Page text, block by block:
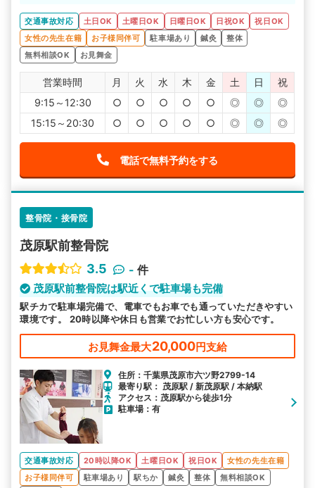
交通事故対応
土日OK 土曜日OK 日曜日OK 日祝OK
祝日OK
女性の先生在籍
お子様同伴可 駐車場あり 鍼灸
整体
無料相談OK
お見舞金
営業時間 月 火 水 木 金 土 日
祝
9:15～12:30
○ ○ ○ ○ ○ ◎ ◎
◎
15:15～20:30
○ ○ ○ ○ ○ ◎ ◎ ◎
電話で無料予約をする
整骨院・接骨院
茂原駅前整骨院
3.5
- 件
茂原駅前整骨院は駅近くで駐車場も完備
駅チカで駐車場完備で、電車でもお車でも通っていただきやすい
環境です。 20時以降や休日も営業でお忙しい方も安心です。
お見舞金最大20,000円支給
住所：千葉県茂原市六ツ野2799-14
最寄り駅： 茂原駅 / 新茂原駅 / 本納駅
アクセス：茂原駅から徒歩1分
駐車場：有
交通事故対応 20時以降OK 土曜日OK 祝日OK
女性の先生在籍
お子様同伴可
駐車場あり 駅ちか 鍼灸 整体
無料相談OK